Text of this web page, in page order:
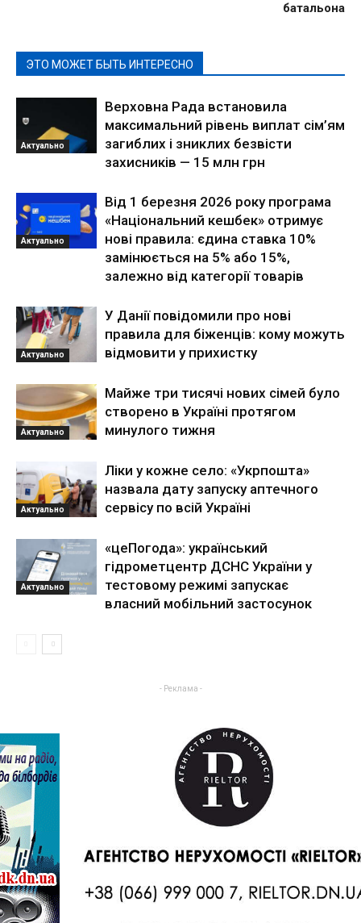
батальона
ЭТО МОЖЕТ БЫТЬ ИНТЕРЕСНО
Актуально
Верховна Рада встановила
максимальний рівень виплат сім’ям
загиблих і зниклих безвісти
захисників — 15 млн грн
Актуально
Від 1 березня 2026 року програма
«Національний кешбек» отримує
нові правила: єдина ставка 10%
замінюється на 5% або 15%,
залежно від категорії товарів
Актуально
У Данії повідомили про нові
правила для біженців: кому можуть
відмовити у прихистку
Актуально
Майже три тисячі нових сімей було
створено в Україні протягом
минулого тижня
Актуально
Ліки у кожне село: «Укрпошта»
назвала дату запуску аптечного
сервісу по всій Україні
Актуально
«цеПогода»: український
гідрометцентр ДСНС України у
тестовому режимі запускає
власний мобільний застосунок
- Реклама -